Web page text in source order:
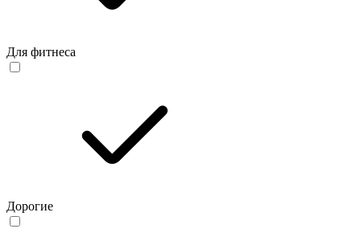
Для фитнеса
Дорогие